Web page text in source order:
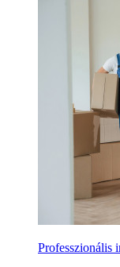
Professzionális